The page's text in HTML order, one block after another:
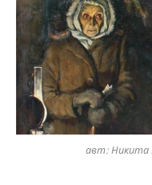
авт: Никита